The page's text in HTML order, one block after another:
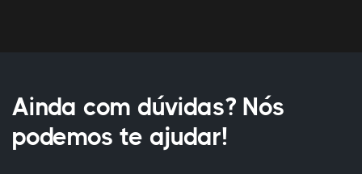
Ainda com dúvidas? Nós
podemos te ajudar!